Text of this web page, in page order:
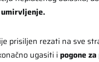
prisiljen rezati na sve
ugasiti i pogone